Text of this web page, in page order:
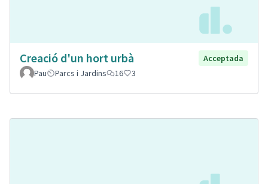
Creació d'un hort urbà
Acceptada
Pau
Parcs i Jardins 16 3